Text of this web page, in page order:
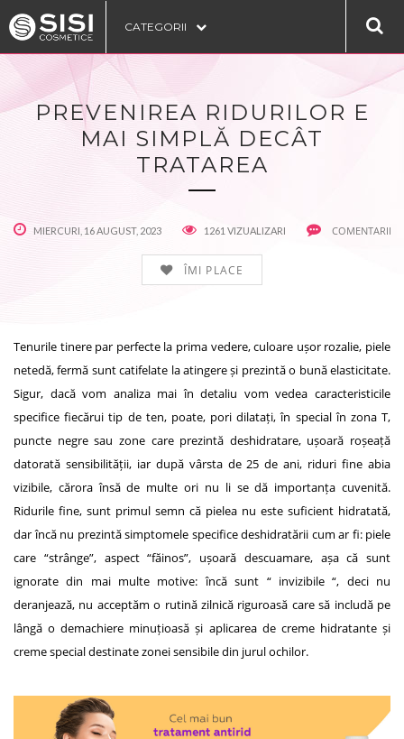
CATEGORII
PREVENIREA RIDURILOR E
MAI SIMPLĂ DECÂT
TRATAREA
MIERCURI, 16 AUGUST, 2023 1261 VIZUALIZARI COMENTARII
ÎMI PLACE
Tenurile tinere par perfecte la prima vedere, culoare ușor rozalie, piele
netedă, fermă sunt catifelate la atingere și prezintă o bună elasticitate.
Sigur, dacă vom analiza mai în detaliu vom vedea caracteristicile
specifice fiecărui tip de ten, poate, pori dilatați, în special în zona T,
puncte negre sau zone care prezintă deshidratare, ușoară roșeață
datorată sensibilității, iar după vârsta de 25 de ani, riduri fine abia
vizibile, cărora însă de multe ori nu li se dă importanța cuvenită.
Ridurile fine, sunt primul semn că pielea nu este suficient hidratată,
dar încă nu prezintă simptomele specifice deshidratării cum ar fi: piele
care “strânge”, aspect “făinos”, ușoară descuamare, așa că sunt
ignorate din mai multe motive: încă sunt “ invizibile “, deci nu
deranjează, nu acceptăm o rutină zilnică riguroasă care să includă pe
lângă o demachiere minuțioasă și aplicarea de creme hidratante și
creme special destinate zonei sensibile din jurul ochilor.